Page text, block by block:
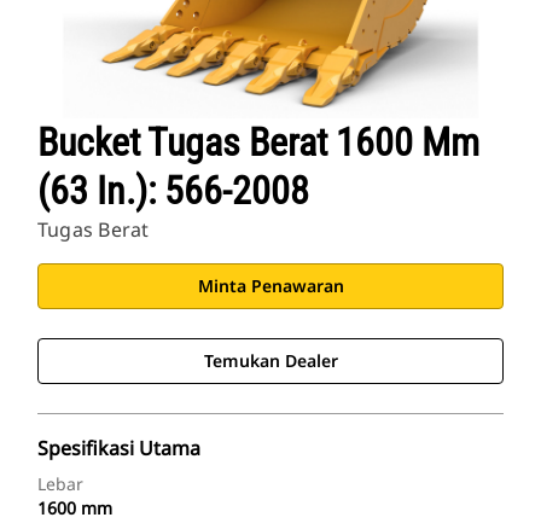
Bucket Tugas Berat 1600 Mm
(63 In.): 566-2008
Tugas Berat
Minta Penawaran
Temukan Dealer
Spesifikasi Utama
Lebar
1600 mm